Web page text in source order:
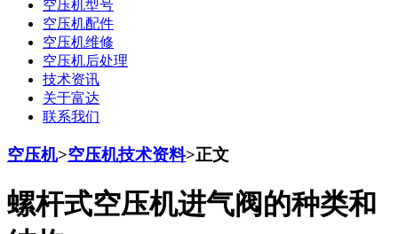
空压机型号
空压机配件
空压机维修
空压机后处理
技术资讯
关于富达
联系我们
空压机>空压机技术资料>正文
螺杆式空压机进气阀的种类和